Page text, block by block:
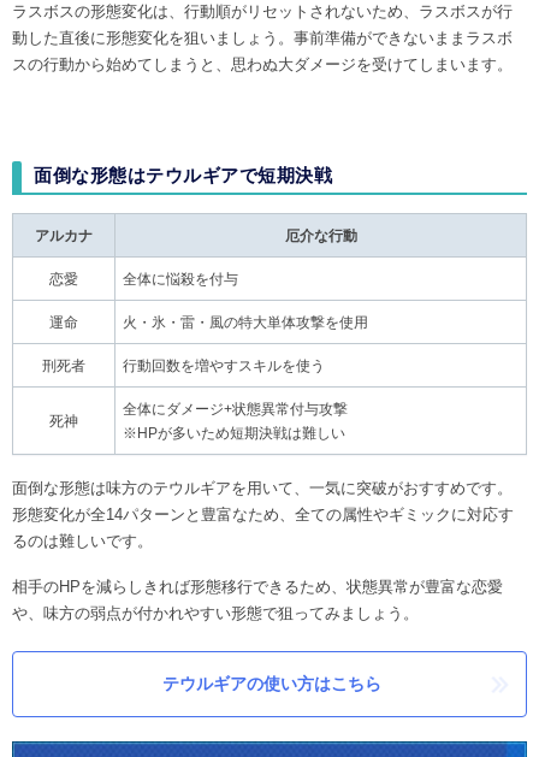
ラスボスの形態変化は、行動順がリセットされないため、ラスボスが行
動した直後に形態変化を狙いましょう。事前準備ができないままラスボ
スの行動から始めてしまうと、思わぬ大ダメージを受けてしまいます。
面倒な形態はテウルギアで短期決戦
アルカナ 厄介な行動
恋愛 全体に悩殺を付与
運命 火・氷・雷・風の特大単体攻撃を使用
刑死者 行動回数を増やすスキルを使う
死神
全体にダメージ+状態異常付与攻撃
※HPが多いため短期決戦は難しい
面倒な形態は味方のテウルギアを用いて、一気に突破がおすすめです。
形態変化が全14パターンと豊富なため、全ての属性やギミックに対応す
るのは難しいです。
相手のHPを減らしきれば形態移行できるため、状態異常が豊富な恋愛
や、味方の弱点が付かれやすい形態で狙ってみましょう。
テウルギアの使い方はこちら